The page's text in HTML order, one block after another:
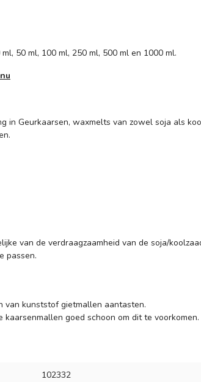
50 ml, 100 ml, 250 ml, 500 ml en 1000 ml.
in Geurkaarsen, waxmelts van zowel soja als
van de verdraagzaamheid van de soja/
passen.
van kunststof gietmallen aantasten.
goed schoon om dit te voorkomen.
102332